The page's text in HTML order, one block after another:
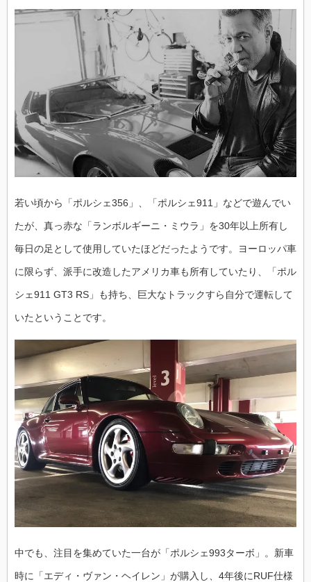
若い頃から「ポルシェ356」、「ポルシェ911」などで遊んでい
たが、真っ赤な「ランボルギーニ・ミウラ」を30年以上所有し
毎日の足として使用していたほどだったようです。ヨーロッパ車
に限らず、派手に改造したアメリカ車も所有していたり、「ポル
シェ911 GT3 RS」も持ち、巨大なトラックすら自分で運転して
いたということです。
中でも、注目を集めていた一台が「ポルシェ993ターボ」。新車
時に「エディ・ヴァン・ヘイレン」が購入し、4年後にRUF仕様